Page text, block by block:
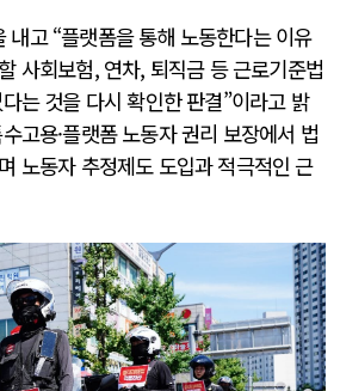
내고 “플랫폼을 통해 노동한다는 이유
사회보험, 연차, 퇴직금 등 근로기준법
는 것을 다시 확인한 판결”이라고 밝
고용·플랫폼 노동자 권리 보장에서 법
노동자 추정제도 도입과 적극적인 근